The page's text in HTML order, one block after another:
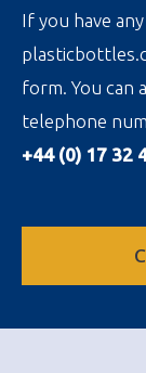
If you have
form. You can
telephone
+44 (0) 17 32